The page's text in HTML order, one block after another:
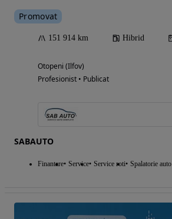
Promovat
151 914 km Hibrid
Otopeni (Ilfov)
Profesionist • Publicat
SABAUTO
Finantare Service Service roti Spalatorie auto